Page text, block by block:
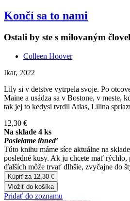
Končí sa to nami
Ostali by ste s milovaným
Colleen Hoover
Ikar, 2022
Lily si v detstve vytrpela svoje. Po
Maine a usádza sa v Bostone, v meste,
tak jej to kedysi tvrdil Atlas, Lilina
12,30 €
Na sklade 4 ks
Posielame ihneď
Túto knihu máme síce aktuálne na
posledné kusy. Ak ju chcete mať
ďalších môže trvať dlhšie, zvyčajne do
Kúpiť za 12,30 €
Vložiť do košíka
Pridať do zoznamu